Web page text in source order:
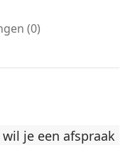
(0)
je een afspraak